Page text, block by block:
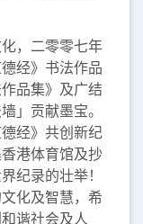
，二零零七年
经》书法作品
品集》及广结
」贡献墨宝。
经》共创新纪
港体育馆及抄
纪录的壮举！
化及智慧，希
谐社会及人